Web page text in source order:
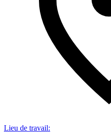
Lieu de travail: